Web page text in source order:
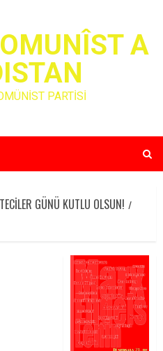
A
PARTİSİ
GÜNÜ KUTLU OLSUN!